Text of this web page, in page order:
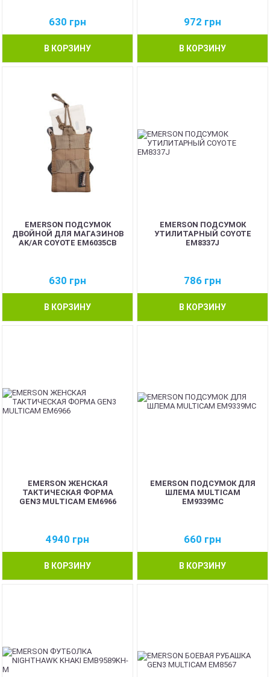
630 грн
В КОРЗИНУ
972 грн
В КОРЗИНУ
EMERSON ПОДСУМОК
ДВОЙНОЙ ДЛЯ МАГАЗИНОВ
AK/AR COYOTE EM6035CB
630 грн
В КОРЗИНУ
EMERSON ПОДСУМОК
УТИЛИТАРНЫЙ COYOTE
EM8337J
786 грн
В КОРЗИНУ
EMERSON ЖЕНСКАЯ
ТАКТИЧЕСКАЯ ФОРМА
GEN3 MULTICAM EM6966
4940 грн
В КОРЗИНУ
EMERSON ПОДСУМОК ДЛЯ
ШЛЕМА MULTICAM
EM9339MC
660 грн
В КОРЗИНУ